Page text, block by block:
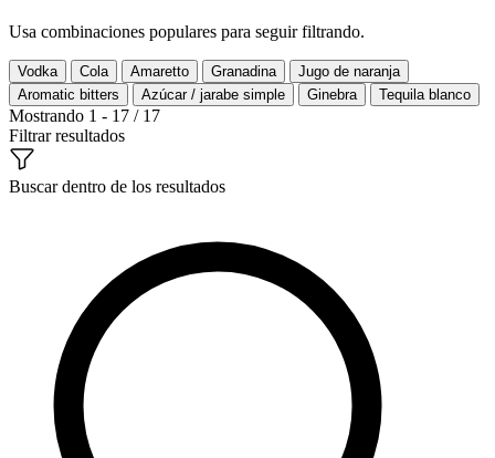
Usa combinaciones populares para seguir filtrando.
Vodka Cola Amaretto Granadina
Jugo de naranja
Aromatic bitters
Azúcar / jarabe simple Ginebra Tequila blanco
Mostrando 1 - 17 / 17
Filtrar resultados
Buscar dentro de los resultados